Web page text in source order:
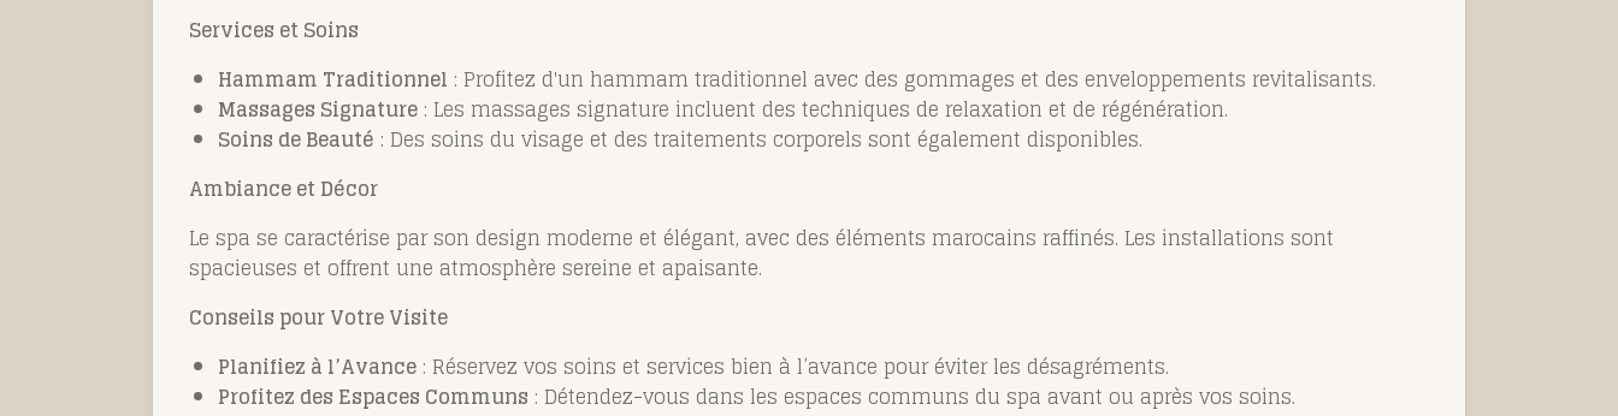
Services et Soins
Hammam Traditionnel : Profitez d'un hammam traditionnel avec des gommages et des enveloppements revitalisants.
Massages Signature : Les massages signature incluent des techniques de relaxation et de régénération.
Soins de Beauté : Des soins du visage et des traitements corporels sont également disponibles.
Ambiance et Décor
Le spa se caractérise par son design moderne et élégant, avec des éléments marocains raffinés. Les installations sont
spacieuses et offrent une atmosphère sereine et apaisante.
Conseils pour Votre Visite
Planifiez à l’Avance : Réservez vos soins et services bien à l’avance pour éviter les désagréments.
Profitez des Espaces Communs : Détendez-vous dans les espaces communs du spa avant ou après vos soins.